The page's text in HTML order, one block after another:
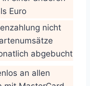
Euro
nicht
abgebucht
an allen